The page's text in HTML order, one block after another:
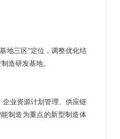
地三区”定位，调整优化结
造研发基地。
业资源计划管理、供应链
制造为重点的新型制造体